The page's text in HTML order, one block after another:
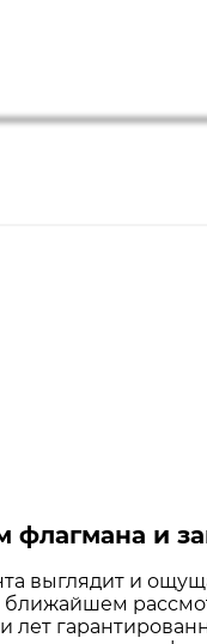
флагмана и
выглядит и
ближайшем